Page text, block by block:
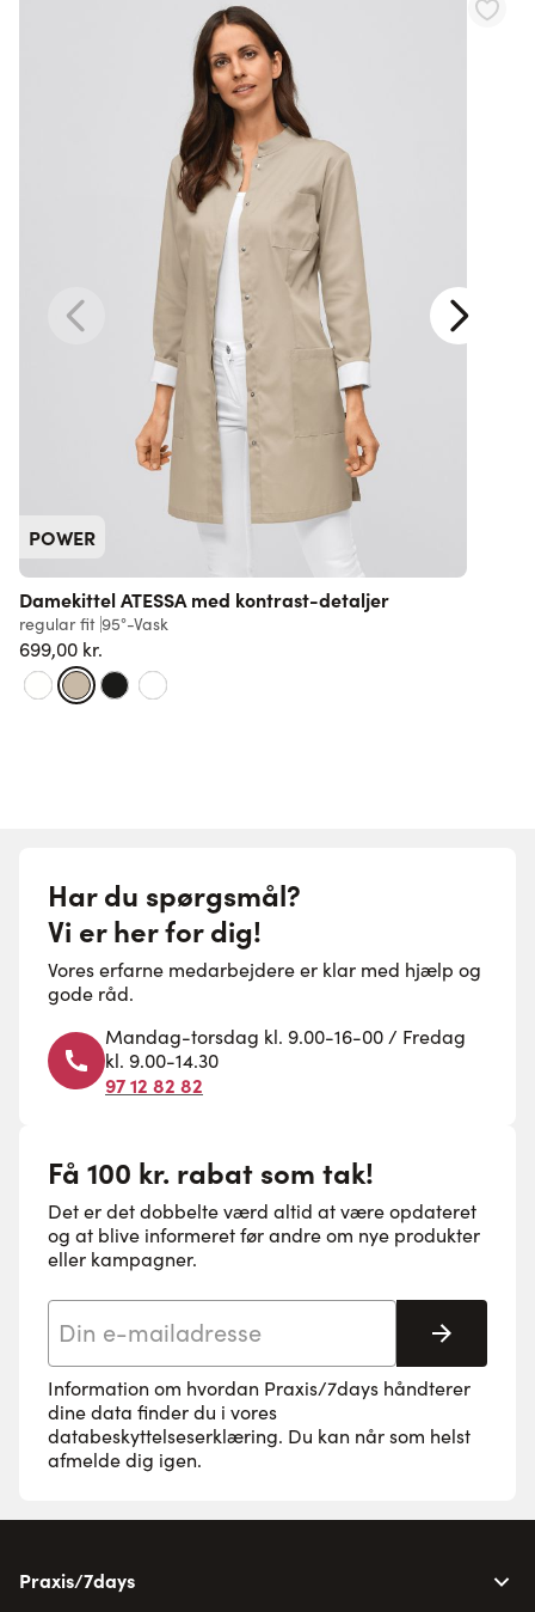
POWER
Damekittel ATESSA med kontrast-detaljer
regular fit 95°-Vask
699,00 kr.
Har du spørgsmål?
Vi er her for dig!
Vores erfarne medarbejdere er klar med hjælp og
gode råd.
Mandag-torsdag kl. 9.00-16-00 / Fredag
kl. 9.00-14.30
97 12 82 82
Få 100 kr. rabat som tak!
Det er det dobbelte værd altid at være opdateret
og at blive informeret før andre om nye produkter
eller kampagner.
Tilmeld
Information om hvordan Praxis/7days håndterer
dine data finder du i vores
databeskyttelseserklæring. Du kan når som helst
afmelde dig igen.
Praxis/7days